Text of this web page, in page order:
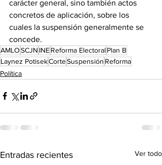
carácter general, sino también actos
concretos de aplicación, sobre los
cuales la suspensión generalmente se
concede.
AMLOSCJN INEReforma ElectoralPlan B
Laynez PotisekCorteSuspensión Reforma
Política
Entradas recientes Ver todo